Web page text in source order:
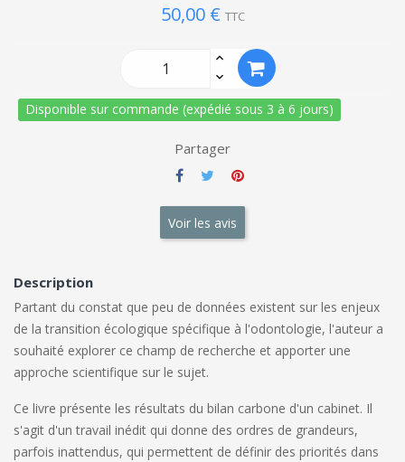
50,00 € TTC
Disponible sur commande (expédié sous 3 à 6 jours)
Partager
Voir les avis
Description
Partant du constat que peu de données existent sur les enjeux
de la transition écologique spécifique à l'odontologie, l'auteur a
souhaité explorer ce champ de recherche et apporter une
approche scientifique sur le sujet.
Ce livre présente les résultats du bilan carbone d'un cabinet. Il
s'agit d'un travail inédit qui donne des ordres de grandeurs,
parfois inattendus, qui permettent de définir des priorités dans